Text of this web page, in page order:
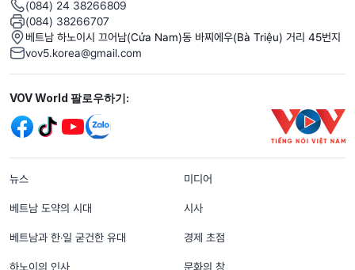
(084) 24 38266809
(084) 38266707
베트남 하노이시 끄어남(Cửa Nam)동 바찌에우(Bà Triệu) 거리 45번지
vov5.korea@gmail.com
Mạng xã hội
VOV World 팔로우하기:
menu footer tiếng Hàn
뉴스 미디어
베트남 도약의 시대 시사
베트남과 한‧일 굳건한 유대 경제 초점
하노이의 인사 문화의 창